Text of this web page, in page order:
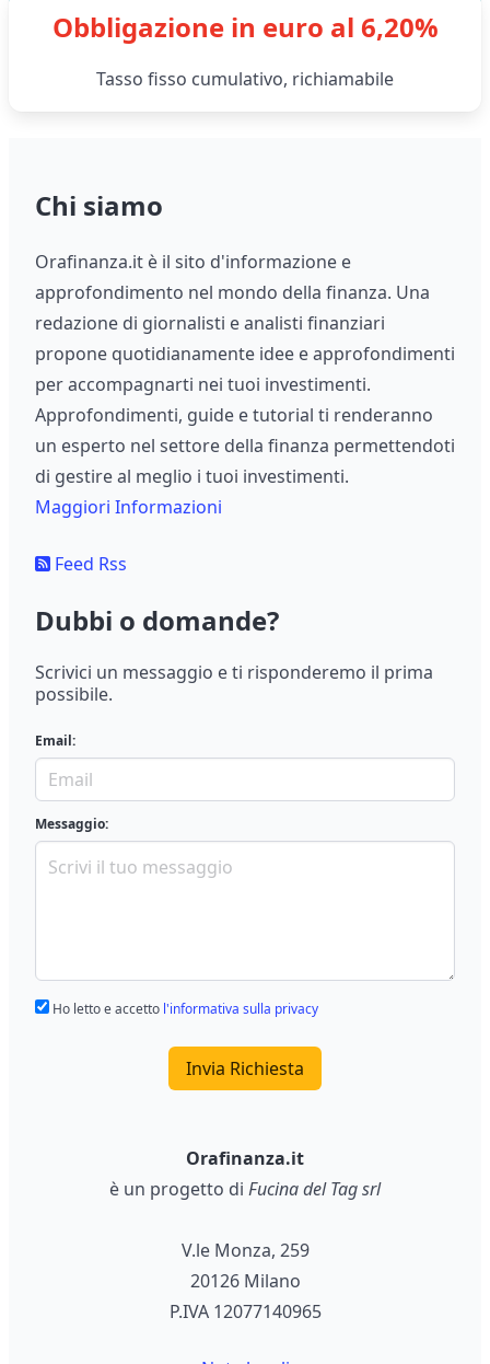
Obbligazione in euro al 6,20%
Tasso fisso cumulativo, richiamabile
Chi siamo
Orafinanza.it è il sito d'informazione e
approfondimento nel mondo della finanza. Una
redazione di giornalisti e analisti finanziari
propone quotidianamente idee e approfondimenti
per accompagnarti nei tuoi investimenti.
Approfondimenti, guide e tutorial ti renderanno
un esperto nel settore della finanza permettendoti
di gestire al meglio i tuoi investimenti.
Maggiori Informazioni
Feed Rss
Dubbi o domande?
Scrivici un messaggio e ti risponderemo il prima
possibile.
Email:
Messaggio:
Ho letto e accetto l'informativa sulla privacy
Invia Richiesta
Orafinanza.it
è un progetto di Fucina del Tag srl
V.le Monza, 259
20126 Milano
P.IVA 12077140965